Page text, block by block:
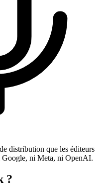
distribution que les éditeurs
ni Meta, ni OpenAI.
?